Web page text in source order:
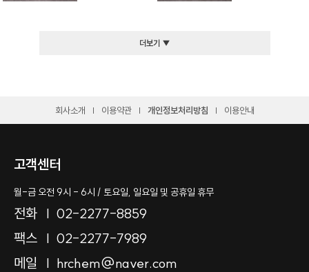
더보기 ▼
회사소개 이용약관 개인정보처리방침 이용안내
고객센터
월-금 오전 9시 - 6시 / 토요일, 일요일 및 공휴일 휴무
전화
02-2277-8859
팩스
02-2277-7989
메일
hrchem@naver.com